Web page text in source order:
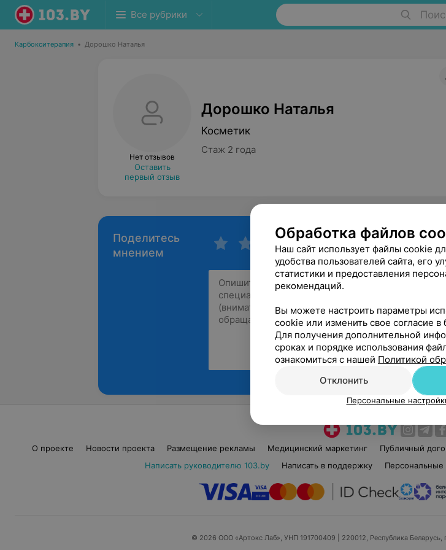
Все рубрики
Карбокситерапия • Дорошко Наталья
Нет отзывов
Оставить
первый отзыв
Дорошко Наталья
Косметик
Стаж 2 года
Поделитесь
мнением
Рекомендую
О проекте Новости проекта Размещение рекламы Медицинский маркетинг Публичный
Написать руководителю 103.by
Написать в поддержку Персональные
© 2026 ООО «Артокс Лаб», УНП 191700409 | 220012, Республика
Обработка файлов
Наш сайт использует файлы cookie
удобства пользователей сайта, его
статистики и предоставления
рекомендаций.
Вы можете настроить параметры
cookie или изменить свое согласие
Для получения дополнительной
сроках и порядке использования
ознакомиться с нашей Политикой
Отклонить
Персональные